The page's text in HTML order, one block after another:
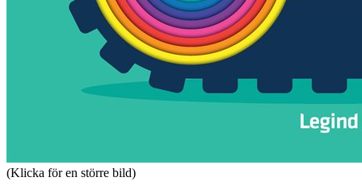
(Klicka för en större bild)